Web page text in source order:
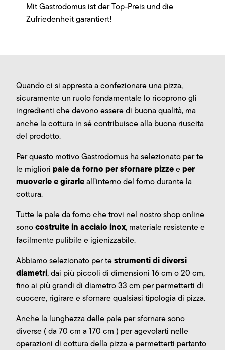
Mit Gastrodomus ist der Top-Preis und die
Zufriedenheit garantiert!
Quando ci si appresta a confezionare una pizza,
sicuramente un ruolo fondamentale lo ricoprono gli
ingredienti che devono essere di buona qualità, ma
anche la cottura in sé contribuisce alla buona riuscita
del prodotto.
Per questo motivo Gastrodomus ha selezionato per te
le migliori pale da forno per sfornare pizzeeper
muoverle e girarleall’interno del forno durante la
cottura.
Tutte le pale da forno che trovi nel nostro shop online
sonocostruite in acciaio inox, materiale resistente e
facilmente pulibile e igienizzabile.
Abbiamo selezionato per testrumenti di diversi
diametri, dai più piccoli di dimensioni 16 cm o 20 cm,
fino ai più grandi di diametro 33 cm per permetterti di
cuocere, rigirare e sfornare qualsiasi tipologia di pizza.
Anche la lunghezza delle pale per sfornare sono
diverse ( da 70 cm a 170 cm ) per agevolarti nelle
operazioni di cottura della pizza e permetterti pertanto